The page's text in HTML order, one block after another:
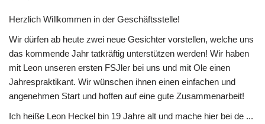
Herzlich Willkommen in der Geschäftsstelle!
Wir dürfen ab heute zwei neue Gesichter vorstellen, welche uns
das kommende Jahr tatkräftig unterstützen werden! Wir haben
mit Leon unseren ersten FSJler bei uns und mit Ole einen
Jahrespraktikant. Wir wünschen ihnen einen einfachen und
angenehmen Start und hoffen auf eine gute Zusammenarbeit!
Ich heiße Leon Heckel bin 19 Jahre alt und mache hier bei de ...